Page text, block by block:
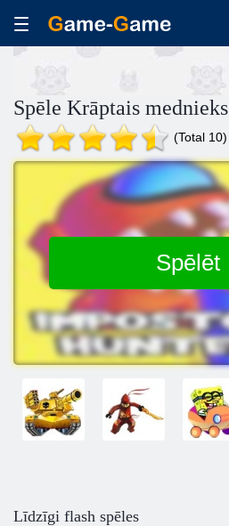
Spēle Krāptais mednieks
(Total 10)
Spēlēt
Līdzīgi flash spēles